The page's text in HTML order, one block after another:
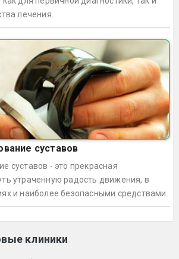
лечения.
суставов
суставов - это прекрасная
утраченную радость движения, в
и наиболее безопасными средствами.
клиники